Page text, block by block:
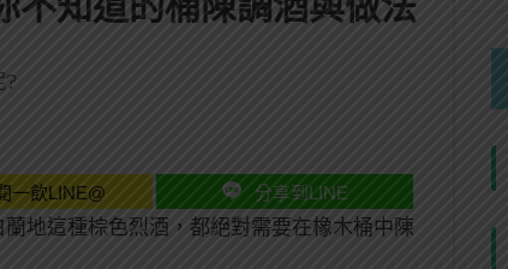
?
一飲LINE@ 分享到LINE
地這種棕色烈酒，都絕對需要在橡木桶中陳